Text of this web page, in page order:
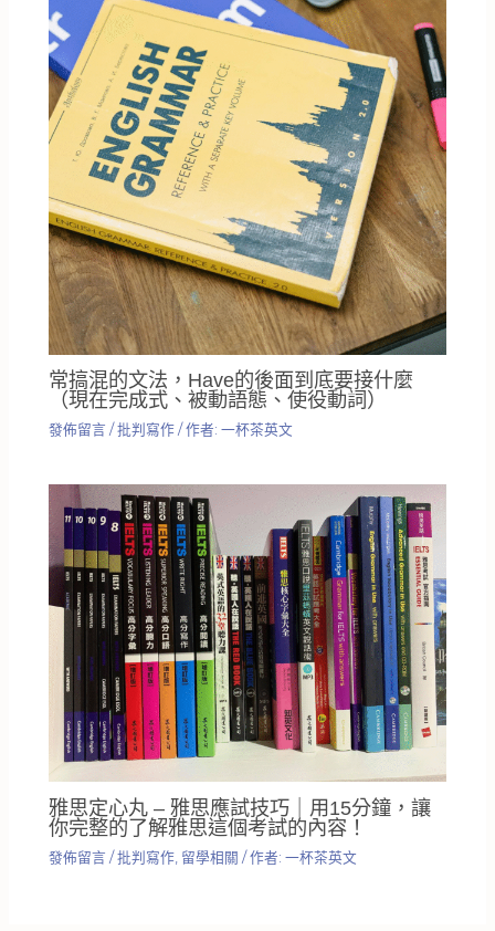
常搞混的文法，Have的後面到底要接什麼
（現在完成式、被動語態、使役動詞）
發佈留言 /批判寫作 / 作者:一杯茶英文
雅思定心丸 – 雅思應試技巧｜用15分鐘，讓
你完整的了解雅思這個考試的內容！
發佈留言 /批判寫作, 留學相關 / 作者:一杯茶英文